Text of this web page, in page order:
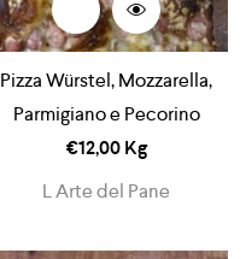
Pizza Würstel, Mozzarella,
Parmigiano e Pecorino
€12,00Kg
L Arte del Pane